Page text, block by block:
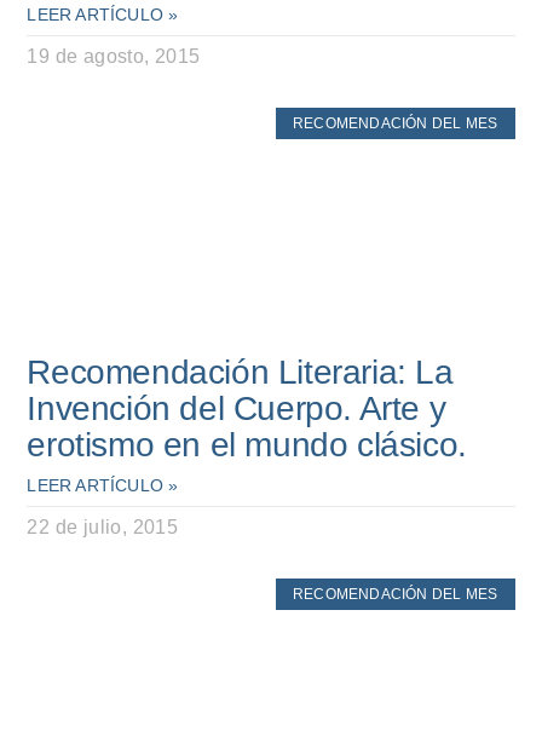
LEER ARTÍCULO »
19 de agosto, 2015
RECOMENDACIÓN DEL MES
Recomendación Literaria: La
Invención del Cuerpo. Arte y
erotismo en el mundo clásico.
LEER ARTÍCULO »
22 de julio, 2015
RECOMENDACIÓN DEL MES